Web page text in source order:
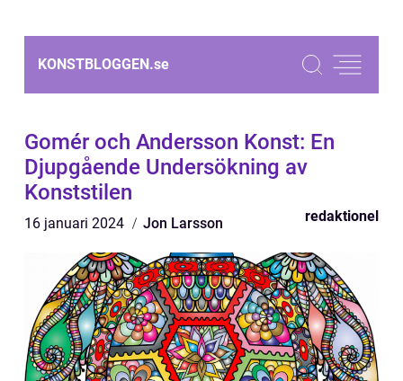
KONSTBLOGGEN.se
Gomér och Andersson Konst: En
Djupgående Undersökning av
Konststilen
16 januari 2024 Jon Larsson redaktionel